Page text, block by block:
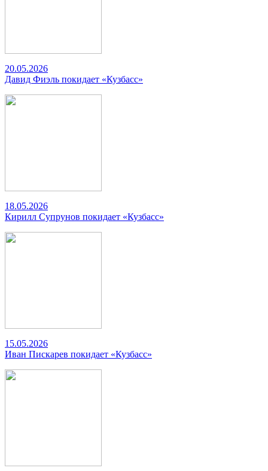
20.05.2026
Давид Фиэль покидает «Кузбасс»
18.05.2026
Кирилл Супрунов покидает «Кузбасс»
15.05.2026
Иван Пискарев покидает «Кузбасс»